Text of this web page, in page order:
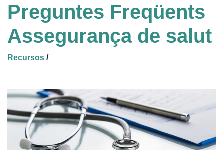
Preguntes Freqüents
Assegurança de salut
Recursos /